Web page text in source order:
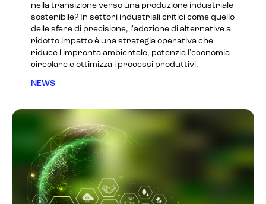
nella transizione verso una produzione industriale
sostenibile? In settori industriali critici come quello
delle sfere di precisione, l'adozione di alternative a
ridotto impatto è una strategia operativa che
riduce l'impronta ambientale, potenzia l'economia
circolare e ottimizza i processi produttivi.
NEWS